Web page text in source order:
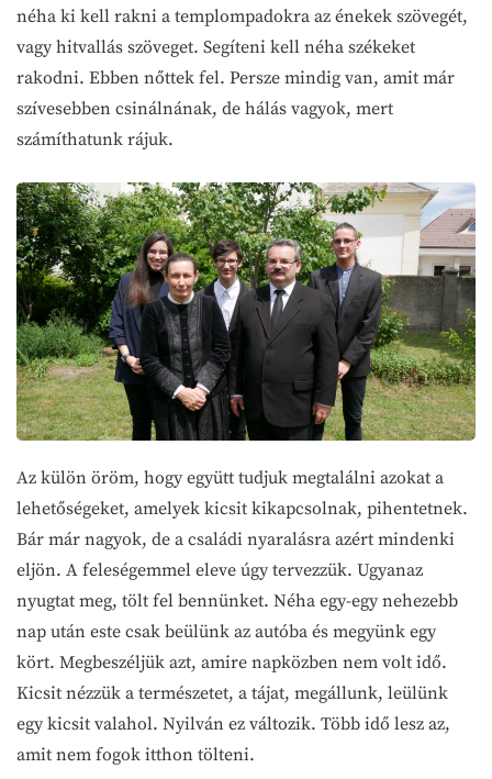
néha ki kell rakni a templompadokra az énekek szövegét,
vagy hitvallás szöveget. Segíteni kell néha székeket
rakodni. Ebben nőttek fel. Persze mindig van, amit már
szívesebben csinálnának, de hálás vagyok, mert
számíthatunk rájuk.
Az külön öröm, hogy együtt tudjuk megtalálni azokat a
lehetőségeket, amelyek kicsit kikapcsolnak, pihentetnek.
Bár már nagyok, de a családi nyaralásra azért mindenki
eljön. A feleségemmel eleve úgy tervezzük. Ugyanaz
nyugtat meg, tölt fel bennünket. Néha egy-egy nehezebb
nap után este csak beülünk az autóba és megyünk egy
kört. Megbeszéljük azt, amire napközben nem volt idő.
Kicsit nézzük a természetet, a tájat, megállunk, leülünk
egy kicsit valahol. Nyilván ez változik. Több idő lesz az,
amit nem fogok itthon tölteni.